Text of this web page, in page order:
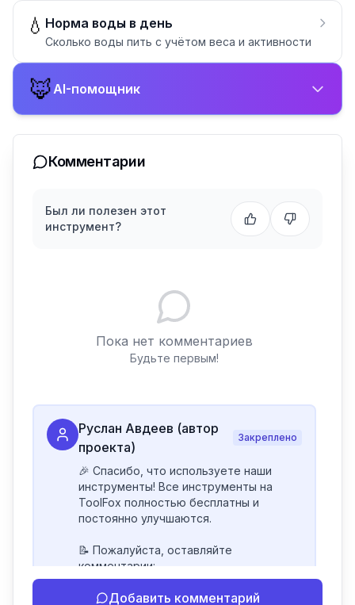
💧 Норма воды в день
Сколько воды пить с учётом веса и активности
🦊AI-помощник
Комментарии
Был ли полезен этот
инструмент?
Пока нет комментариев
Будьте первым!
Руслан Авдеев (автор
проекта)
Закреплено
🎉 Спасибо, что используете наши
инструменты! Все инструменты на
ToolFox полностью бесплатны и
постоянно улучшаются.
📝 Пожалуйста, оставляйте
комментарии:
- Если инструмент работает
некорректно
Добавить комментарий